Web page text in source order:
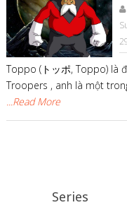
Toppo (トッポ, Toppo) là
Troopers , anh là một
...Read More
Series